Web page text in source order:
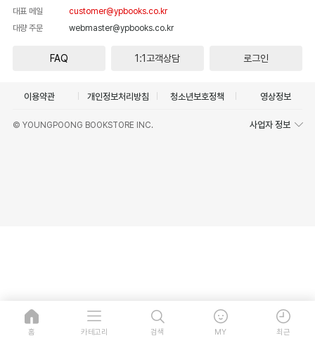
대표 메일
customer@ypbooks.co.kr
대량 주문
webmaster@ypbooks.co.kr
FAQ 1:1고객상담 로그인
이용약관 개인정보처리방침 청소년보호정책 영상정보
© YOUNGPOONG BOOKSTORE INC. 사업자 정보
홈 카테고리 검색 MY 최근